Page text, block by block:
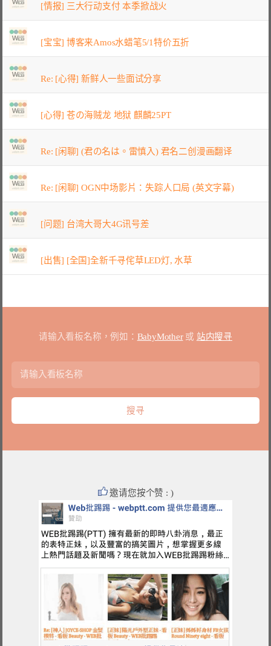
[情报] 三大行动支付 本季掀战火
[宝宝] 博客来Amos水蜡笔5/1特价五折
Re: [心得] 新鲜人一些面试分享
[心得] 苍の海贼龙 地狱 麒麟25PT
Re: [闲聊] (君の名は。雷慎入) 君名二创漫画翻译
Re: [闲聊] OGN中场影片：失踪人口局 (英文字幕)
[问题] 台湾大哥大4G讯号差
[出售] [全国]全新千寻侘草LED灯, 水草
请输入看板名称，例如： BabyMother或 站内搜寻
邀请您按个赞 : )